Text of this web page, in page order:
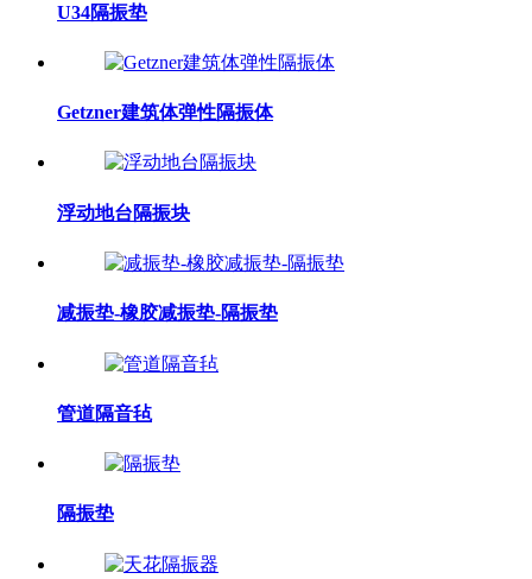
U34隔振垫
Getzner建筑体弹性隔振体
浮动地台隔振块
减振垫-橡胶减振垫-隔振垫
管道隔音毡
隔振垫